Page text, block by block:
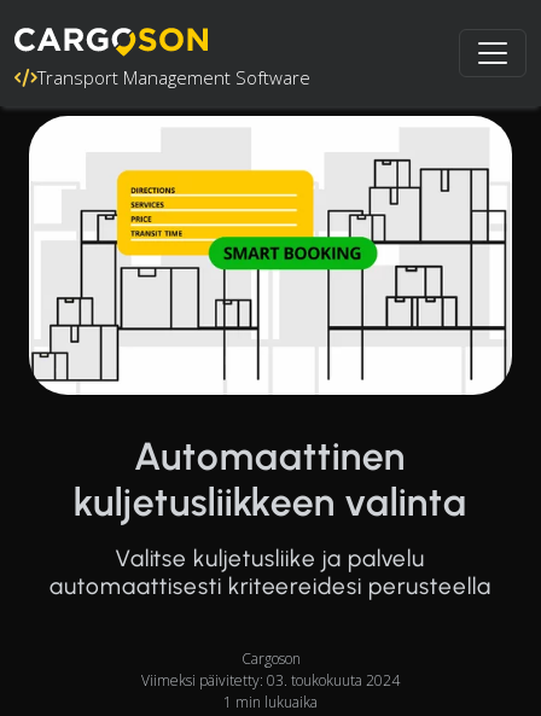
Transport Management Software
Automaattinen
kuljetusliikkeen valinta
Valitse kuljetusliike ja palvelu
automaattisesti kriteereidesi perusteella
Cargoson
Viimeksi päivitetty: 03. toukokuuta 2024
1 min lukuaika